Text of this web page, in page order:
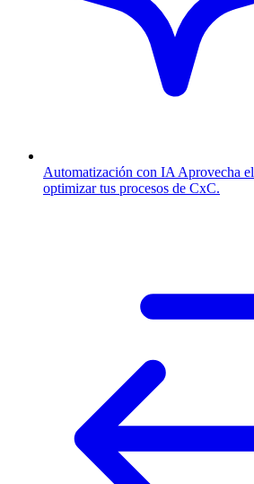
Automatización con IA Aprovecha
optimizar tus procesos de CxC.